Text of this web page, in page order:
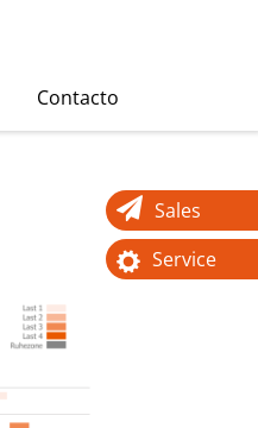
Contacto
Sales
Service